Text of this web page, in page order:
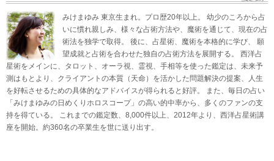
みけまゆみ 東京生まれ。プロ歴20年以上。 幼少のころから占
いに慣れ親しみ、様々な占術方法や、魔術を通じて、現在の占
術法を独学で取得。 後に、占星術、魔術を本格的に学び、 願
望成就と占術を合わせた独自の占術方法を展開する。 西洋占
星術をメインに、タロット、オーラ視、霊視、手相等を使った鑑定は、未来予
測はもとより、クライアントの本質（天命）を活かした問題解決の提案、人生
を好転させるための具体的なアドバイスが得られると好評。 また、毎日の占い
「みけまゆみの日めくりホロスコープ」の高い的中率から、多くのファンの支
持を得ている。 これまでの鑑定数、8,000件以上、2012年より、西洋占星術講
座を開始。約360名の卒業生を世に送り出す。